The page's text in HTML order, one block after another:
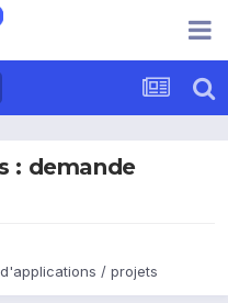
: demande
/ projets